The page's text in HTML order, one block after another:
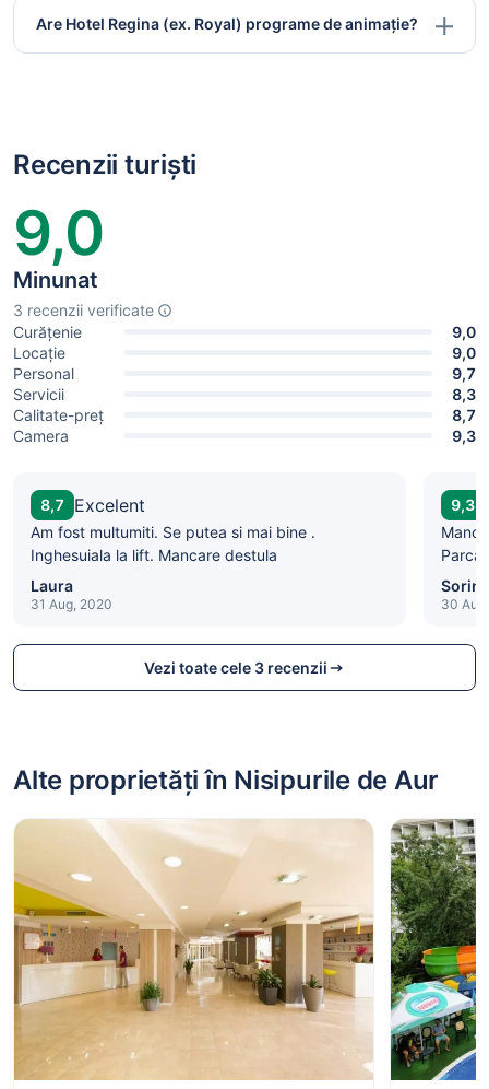
Are Hotel Regina (ex. Royal) programe de animație?
Recenzii turiști
9,0
Minunat
3 recenzii verificate
Curățenie
9,0
Locație
9,0
Personal
9,7
Servicii
8,3
Calitate-preț
8,7
Camera
9,3
8,7 Excelent
Am fost multumiti. Se putea si mai bine .
Inghesuiala la lift. Mancare destula
Laura
31 Aug, 2020
9,3
Sorin
30
Vezi toate cele 3 recenzii
Alte proprietăți în Nisipurile de Aur